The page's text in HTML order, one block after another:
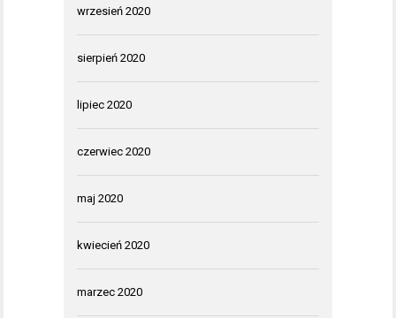
wrzesień 2020
sierpień 2020
lipiec 2020
czerwiec 2020
maj 2020
kwiecień 2020
marzec 2020